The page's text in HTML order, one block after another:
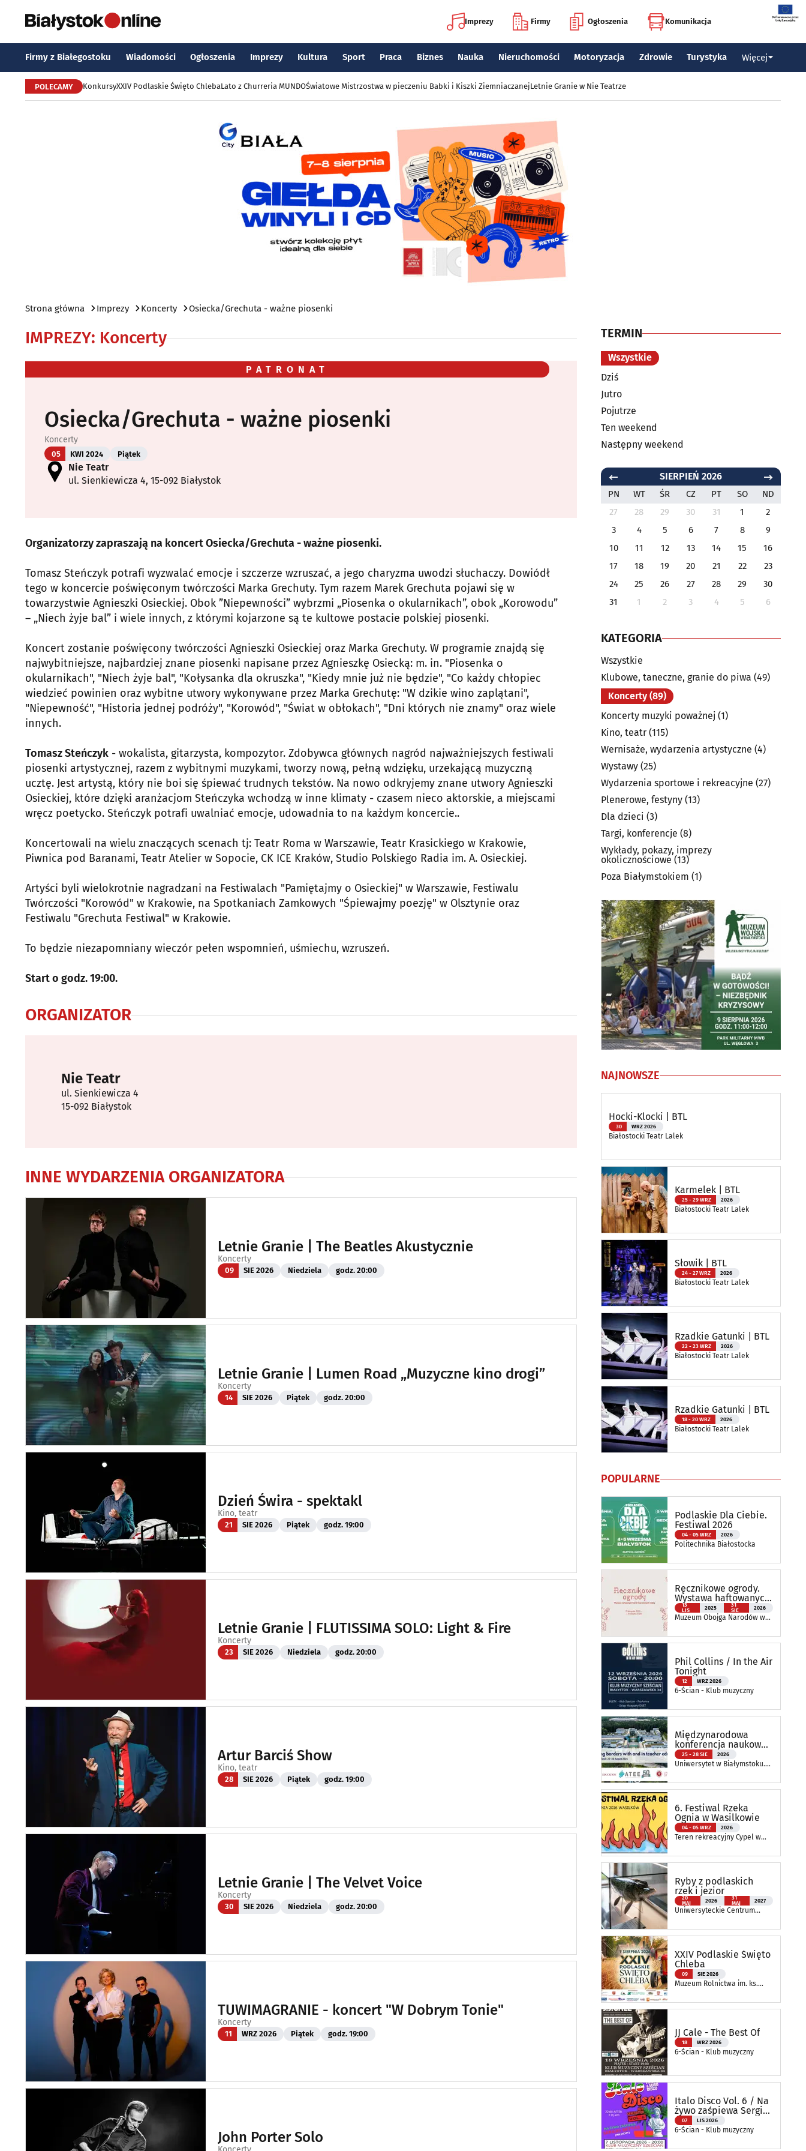
Imprezy Firmy Ogłoszenia Komunikacja
Firmy z Białegostoku Wiadomości Ogłoszenia Imprezy Kultura Sport Praca Biznes Nauka Nieruchomości Motoryzacja Zdrowie Turystyka Więcej
POLECAMY KonkursyXXIV Podlaskie Święto ChlebaLato z Churreria MUNDOŚwiatowe Mistrzostwa w pieczeniu Babki i Kiszki ZiemniaczanejLetnie Granie w Nie Teatrze
Strona główna Imprezy Koncerty Osiecka/Grechuta - ważne piosenki
IMPREZY: Koncerty
PATRONAT
Osiecka/Grechuta - ważne piosenki
Koncerty
05 KWI 2024 Piątek
Nie Teatr
ul. Sienkiewicza 4, 15-092 Białystok
Organizatorzy zapraszają na koncert Osiecka/Grechuta - ważne piosenki.
Tomasz Steńczyk potrafi wyzwalać emocje i szczerze wzruszać, a jego charyzma uwodzi słuchaczy. Dowiódł
tego w koncercie poświęconym twórczości Marka Grechuty. Tym razem Marek Grechuta pojawi się w
towarzystwie Agnieszki Osieckiej. Obok ”Niepewności” wybrzmi „Piosenka o okularnikach”, obok „Korowodu”
– „Niech żyje bal” i wiele innych, z którymi kojarzone są te kultowe postacie polskiej piosenki.
Koncert zostanie poświęcony twórczości Agnieszki Osieckiej oraz Marka Grechuty. W programie znajdą się
najwybitniejsze, najbardziej znane piosenki napisane przez Agnieszkę Osiecką: m. in. "Piosenka o
okularnikach", "Niech żyje bal", "Kołysanka dla okruszka", "Kiedy mnie już nie będzie", "Co każdy chłopiec
wiedzieć powinien oraz wybitne utwory wykonywane przez Marka Grechutę: "W dzikie wino zaplątani",
"Niepewność", "Historia jednej podróży", "Korowód", "Świat w obłokach", "Dni których nie znamy" oraz wiele
innych.
Tomasz Steńczyk - wokalista, gitarzysta, kompozytor. Zdobywca głównych nagród najważniejszych festiwali
piosenki artystycznej, razem z wybitnymi muzykami, tworzy nową, pełną wdzięku, urzekającą muzyczną
ucztę. Jest artystą, który nie boi się śpiewać trudnych tekstów. Na nowo odkryjemy znane utwory Agnieszki
Osieckiej, które dzięki aranżacjom Steńczyka wchodzą w inne klimaty - czasem nieco aktorskie, a miejscami
wręcz poetycko. Steńczyk potrafi uwalniać emocje, udowadnia to na każdym koncercie..
Koncertowali na wielu znaczących scenach tj: Teatr Roma w Warszawie, Teatr Krasickiego w Krakowie,
Piwnica pod Baranami, Teatr Atelier w Sopocie, CK ICE Kraków, Studio Polskiego Radia im. A. Osieckiej.
Artyści byli wielokrotnie nagradzani na Festiwalach "Pamiętajmy o Osieckiej" w Warszawie, Festiwalu
Twórczości "Korowód" w Krakowie, na Spotkaniach Zamkowych "Śpiewajmy poezję" w Olsztynie oraz
Festiwalu "Grechuta Festiwal" w Krakowie.
To będzie niezapomniany wieczór pełen wspomnień, uśmiechu, wzruszeń.
Start o godz. 19:00.
ORGANIZATOR
Nie Teatr
ul. Sienkiewicza 4
15-092 Białystok
INNE WYDARZENIA ORGANIZATORA
Letnie Granie | The Beatles Akustycznie
Koncerty
09 SIE 2026 Niedziela godz. 20:00
Letnie Granie | Lumen Road „Muzyczne kino drogi”
Koncerty
14 SIE 2026 Piątek godz. 20:00
Dzień Świra - spektakl
Kino, teatr
21 SIE 2026 Piątek godz. 19:00
Letnie Granie | FLUTISSIMA SOLO: Light & Fire
Koncerty
23 SIE 2026 Niedziela godz. 20:00
Artur Barciś Show
Kino, teatr
28 SIE 2026 Piątek godz. 19:00
Letnie Granie | The Velvet Voice
Koncerty
30 SIE 2026 Niedziela godz. 20:00
TUWIMAGRANIE - koncert "W Dobrym Tonie"
Koncerty
11 WRZ 2026 Piątek godz. 19:00
John Porter Solo
TERMIN
Wszystkie
Dziś
Jutro
Pojutrze
Ten weekend
Następny weekend
SIERPIEŃ 2026
PN WT ŚR CZ PT SO
ND
27
28 29 30 31 1
2
3
4 5 6 7 8
9
10
11 12 13 14 15
16
17
18 19 20 21 22
23
24
25 26 27 28 29
30
31
1 2 3 4 5 6
KATEGORIA
Wszystkie
Klubowe, taneczne, granie do piwa (49)
Koncerty (89)
Koncerty muzyki poważnej (1)
Kino, teatr (115)
Wernisaże, wydarzenia artystyczne (4)
Wystawy (25)
Wydarzenia sportowe i rekreacyjne (27)
Plenerowe, festyny (13)
Dla dzieci (3)
Targi, konferencje (8)
Wykłady, pokazy, imprezy
okolicznościowe (13)
Poza Białymstokiem (1)
NAJNOWSZE
Hocki-Klocki | BTL
30 WRZ 2026
Białostocki Teatr Lalek
Karmelek | BTL
25 - 29 WRZ 2026
Białostocki Teatr Lalek
Słowik | BTL
24 - 27 WRZ 2026
Białostocki Teatr Lalek
Rzadkie Gatunki | BTL
22 - 23 WRZ 2026
Białostocki Teatr Lalek
Rzadkie Gatunki | BTL
18 - 20 WRZ 2026
Białostocki Teatr Lalek
POPULARNE
Podlaskie Dla Ciebie.
Festiwal 2026
04 - 05 WRZ 2026
Politechnika Białostocka
Ręcznikowe ogrody.
Wystawa haftowanych
tkanin inspirowanych
naturą
13
LIS
2025
31
SIE
2026
Muzeum Obojga Narodów w
Muzeum Podlaskiego w
Phil Collins / In the Air
Tonight
12 WRZ 2026
6-Ścian - Klub muzyczny
Międzynarodowa
konferencja naukowa
ATEE Annual
Conference 2026
25 - 28 SIE 2026
Uniwersytet w Białymstoku.
6. Festiwal Rzeka
Ognia w Wasilkowie
04 - 05 WRZ 2026
Teren rekreacyjny Cypel w
Ryby z podlaskich
rzek i jezior
20
MAJ
2026
31
MAJ
2027
Uniwersyteckie Centrum
Andrzeja Myrchy
XXIV Podlaskie Święto
Chleba
09 SIE 2026
Muzeum Rolnictwa im. ks.
Ciechanowcu
JJ Cale - The Best Of
18 WRZ 2026
6-Ścian - Klub muzyczny
Italo Disco Vol. 6 / Na
żywo zaśpiewa Sergio
Bettas
07 LIS 2026
6-Ścian - Klub muzyczny